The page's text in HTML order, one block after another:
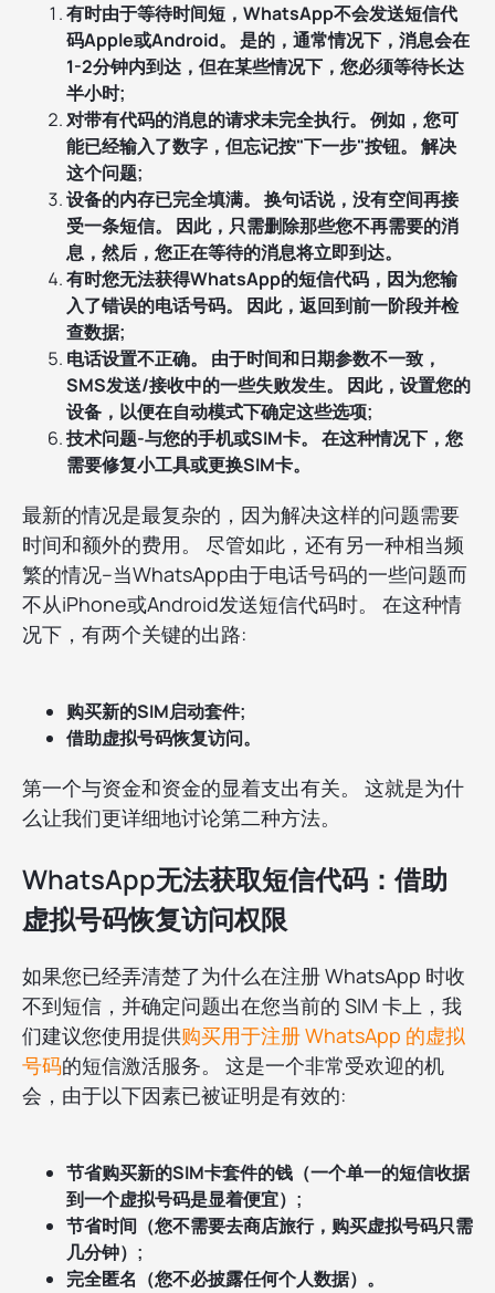
有时由于等待时间短，WhatsApp不会发送短信代
码Apple或Android。 是的，通常情况下，消息会在
1-2分钟内到达，但在某些情况下，您必须等待长达
半小时;
对带有代码的消息的请求未完全执行。 例如，您可
能已经输入了数字，但忘记按"下一步"按钮。 解决
这个问题;
设备的内存已完全填满。 换句话说，没有空间再接
受一条短信。 因此，只需删除那些您不再需要的消
息，然后，您正在等待的消息将立即到达。
有时您无法获得WhatsApp的短信代码，因为您输
入了错误的电话号码。 因此，返回到前一阶段并检
查数据;
电话设置不正确。 由于时间和日期参数不一致，
SMS发送/接收中的一些失败发生。 因此，设置您的
设备，以便在自动模式下确定这些选项;
技术问题-与您的手机或SIM卡。 在这种情况下，您
需要修复小工具或更换SIM卡。
最新的情况是最复杂的，因为解决这样的问题需要
时间和额外的费用。 尽管如此，还有另一种相当频
繁的情况–当WhatsApp由于电话号码的一些问题而
不从iPhone或Android发送短信代码时。 在这种情
况下，有两个关键的出路:
购买新的SIM启动套件;
借助虚拟号码恢复访问。
第一个与资金和资金的显着支出有关。 这就是为什
么让我们更详细地讨论第二种方法。
WhatsApp无法获取短信代码：借助
虚拟号码恢复访问权限
如果您已经弄清楚了为什么在注册 WhatsApp 时收
不到短信，并确定问题出在您当前的 SIM 卡上，我
们建议您使用提供购买用于注册 WhatsApp 的虚拟
号码的短信激活服务。 这是一个非常受欢迎的机
会，由于以下因素已被证明是有效的:
节省购买新的SIM卡套件的钱（一个单一的短信收据
到一个虚拟号码是显着便宜）;
节省时间（您不需要去商店旅行，购买虚拟号码只需
几分钟）;
完全匿名（您不必披露任何个人数据）。